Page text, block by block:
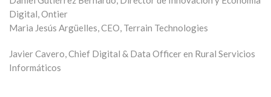
Digital, Ontier
Maria Jesús Argüelles, CEO, Terrain Technologies
Javier Cavero, Chief Digital & Data Officer en Rural Servicios
Informáticos